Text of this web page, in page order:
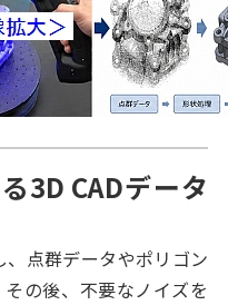
3D CADデータ
点群データやポリゴン
の後、不要なノイズを